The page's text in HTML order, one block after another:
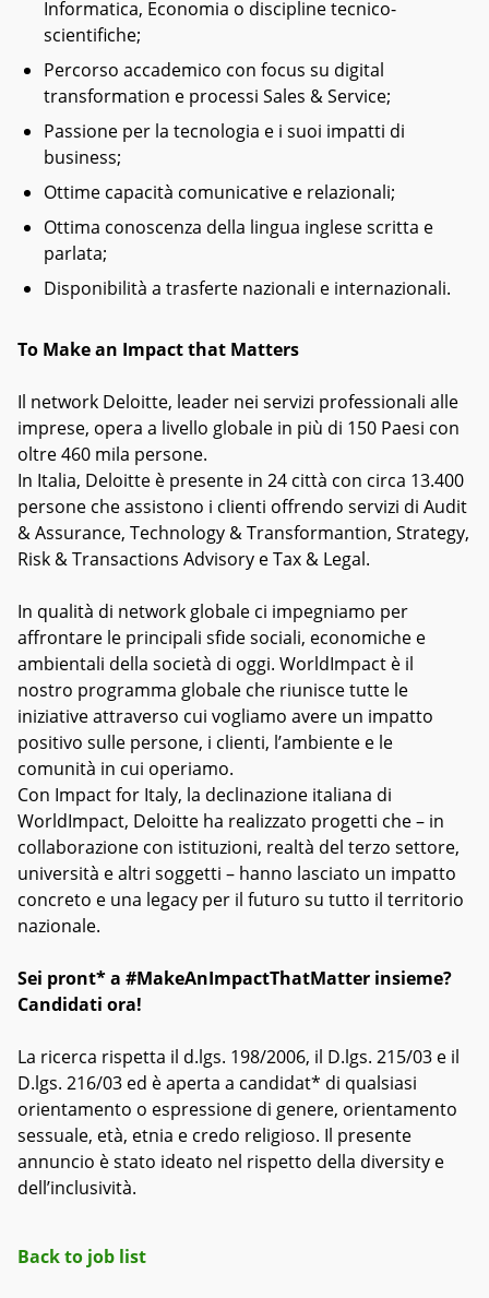
Informatica, Economia o discipline tecnico-
scientifiche;
Percorso accademico con focus su digital
transformation e processi Sales & Service;
Passione per la tecnologia e i suoi impatti di
business;
Ottime capacità comunicative e relazionali;
Ottima conoscenza della lingua inglese scritta e
parlata;
Disponibilità a trasferte nazionali e internazionali.
To Make an Impact that Matters
Il network Deloitte, leader nei servizi professionali alle
imprese, opera a livello globale in più di 150 Paesi con
oltre 460 mila persone.
In Italia, Deloitte è presente in 24 città con circa 13.400
persone che assistono i clienti offrendo servizi di Audit
& Assurance, Technology & Transformantion, Strategy,
Risk & Transactions Advisory e Tax & Legal.
In qualità di network globale ci impegniamo per
affrontare le principali sfide sociali, economiche e
ambientali della società di oggi. WorldImpact è il
nostro programma globale che riunisce tutte le
iniziative attraverso cui vogliamo avere un impatto
positivo sulle persone, i clienti, l’ambiente e le
comunità in cui operiamo.
Con Impact for Italy, la declinazione italiana di
WorldImpact, Deloitte ha realizzato progetti che – in
collaborazione con istituzioni, realtà del terzo settore,
università e altri soggetti – hanno lasciato un impatto
concreto e una legacy per il futuro su tutto il territorio
nazionale.
Sei pront* a #MakeAnImpactThatMatter insieme?
Candidati ora!
La ricerca rispetta il d.lgs. 198/2006, il D.lgs. 215/03 e il
D.lgs. 216/03 ed è aperta a candidat* di qualsiasi
orientamento o espressione di genere, orientamento
sessuale, età, etnia e credo religioso. Il presente
annuncio è stato ideato nel rispetto della diversity e
dell’inclusività.
Back to job list